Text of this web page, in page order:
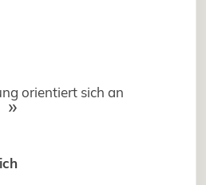
orientiert sich an
»